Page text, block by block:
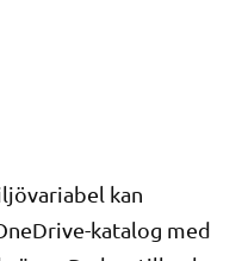
kan
katalog med